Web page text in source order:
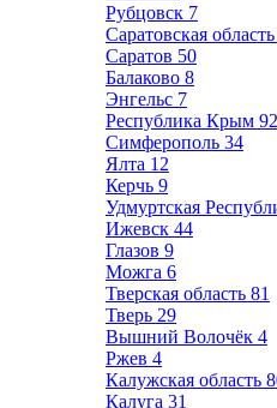
Рубцовск 7
Саратовская область
Саратов 50
Балаково 8
Энгельс 7
Республика Крым 92
Симферополь 34
Ялта 12
Керчь 9
Удмуртская
Ижевск 44
Глазов 9
Можга 6
Тверская область 81
Тверь 29
Вышний Волочёк 4
Ржев 4
Калужская область
Калуга 31